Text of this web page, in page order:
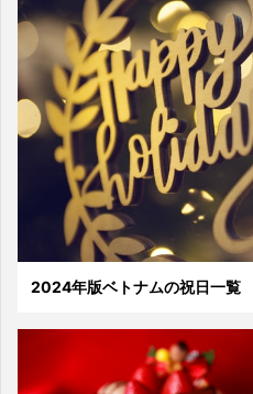
2024年版ベトナムの祝日一覧